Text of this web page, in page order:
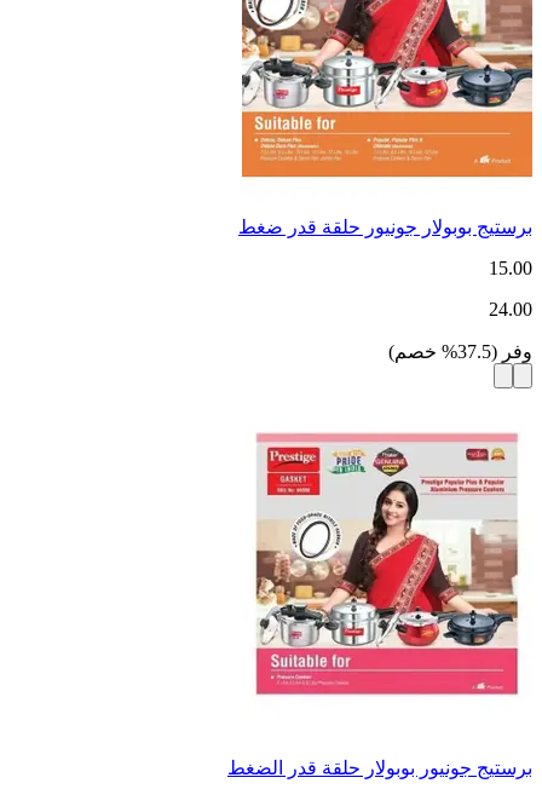
برستيج بوبولار جونيور حلقة قدر ضغط
15.00
24.00
وفر (
37.5
% خصم)
برستيج جونيور بوبولار حلقة قدر الضغط